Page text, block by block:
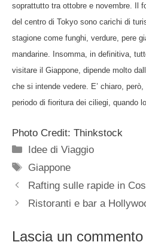
soprattutto tra ottobre e novembre. Il
del centro di Tokyo sono carichi di
stagione come funghi, verdure, pere
mandarine. Insomma, in definitiva,
visitare il Giappone, dipende molto
che si intende vedere. E’ chiaro,
periodo di fioritura dei ciliegi, quando
Photo Credit: Thinkstock
Categorie
Idee di Viaggio
Tag
Giappone
Rafting sulle rapide in
Ristoranti e bar a
Lascia un commento